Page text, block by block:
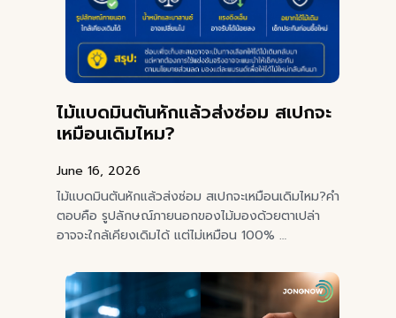
ไม้แบดมินตันหักแล้วส่งซ่อม สเปกจะ
เหมือนเดิมไหม?
June 16, 2026
ไม้แบดมินตันหักแล้วส่งซ่อม สเปกจะเหมือนเดิมไหม?คำ
ตอบคือ รูปลักษณ์ภายนอกของไม้มองด้วยตาเปล่า
อาจจะใกล้เคียงเดิมได้ แต่ไม่เหมือน 100% …